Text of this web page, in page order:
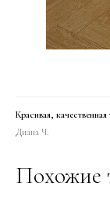
Красивая,
Диана Ч.
Похожие